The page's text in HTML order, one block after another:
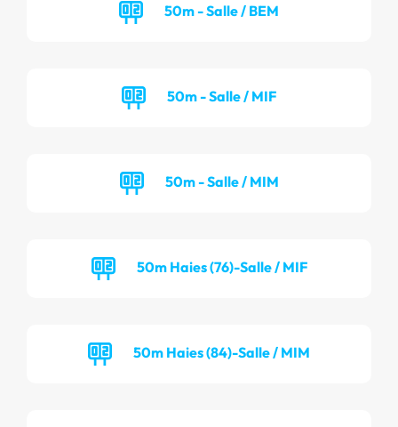
50m - Salle / BEM
50m - Salle / MIF
50m - Salle / MIM
50m Haies (76)-Salle / MIF
50m Haies (84)-Salle / MIM